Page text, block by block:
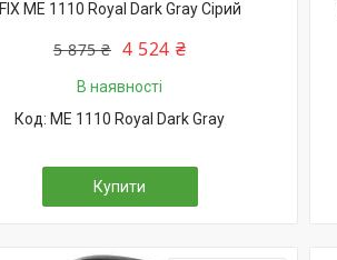
FIX ME 1110 Royal Dark Gray Сірий
5 875 ₴ 4 524 ₴
В наявності
ME 1110 Royal Dark Gray
Купити